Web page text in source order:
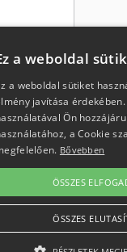
a weboldal
a weboldal sütiket
javítása
Ön
a Cookie
Bővebben
ÖSSZES
ÖSSZES